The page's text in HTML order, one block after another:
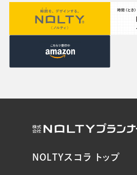
NOLTYスコラ トップ